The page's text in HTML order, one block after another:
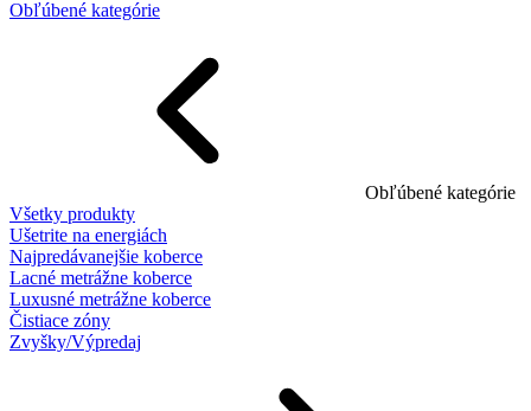
Obľúbené kategórie
Obľúbené kategórie
Všetky produkty
Ušetrite na energiách
Najpredávanejšie koberce
Lacné metrážne koberce
Luxusné metrážne koberce
Čistiace zóny
Zvyšky/Výpredaj